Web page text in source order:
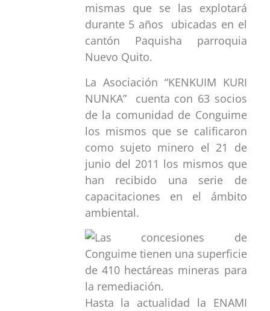
mismas que se las explotará
durante 5 años ubicadas en el
cantón Paquisha parroquia
Nuevo Quito.
La Asociación “KENKUIM KURI
NUNKA” cuenta con 63 socios
de la comunidad de Conguime
los mismos que se calificaron
como sujeto minero el 21 de
junio del 2011 los mismos que
han recibido una serie de
capacitaciones en el ámbito
ambiental.
Hasta la actualidad la ENAMI